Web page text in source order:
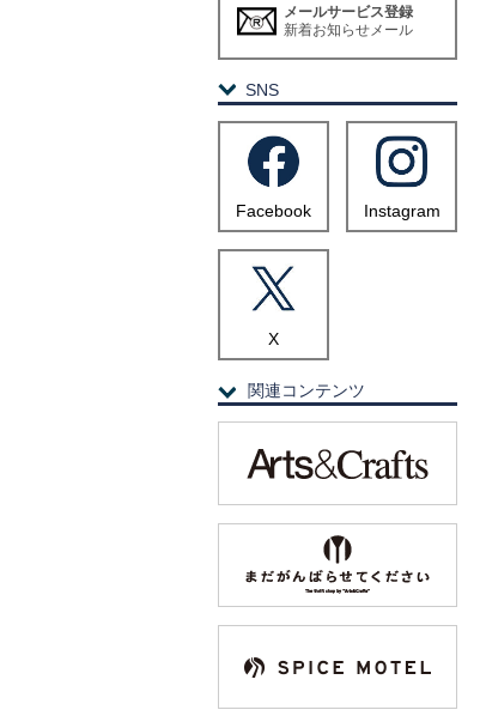
メールサービス登録
新着お知らせメール
SNS
Facebook Instagram
X
関連コンテンツ